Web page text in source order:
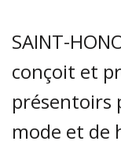
SAINT-
conçoit et
présentoirs
mode et de